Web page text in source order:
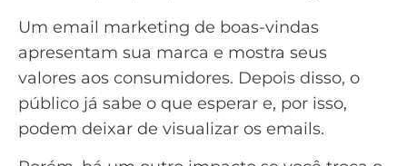
Um email marketing de boas-vindas
apresentam sua marca e mostra seus
valores aos consumidores. Depois disso, o
público já sabe o que esperar e, por isso,
podem deixar de visualizar os emails.